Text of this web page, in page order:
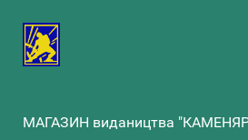
МАГАЗИН видаництва